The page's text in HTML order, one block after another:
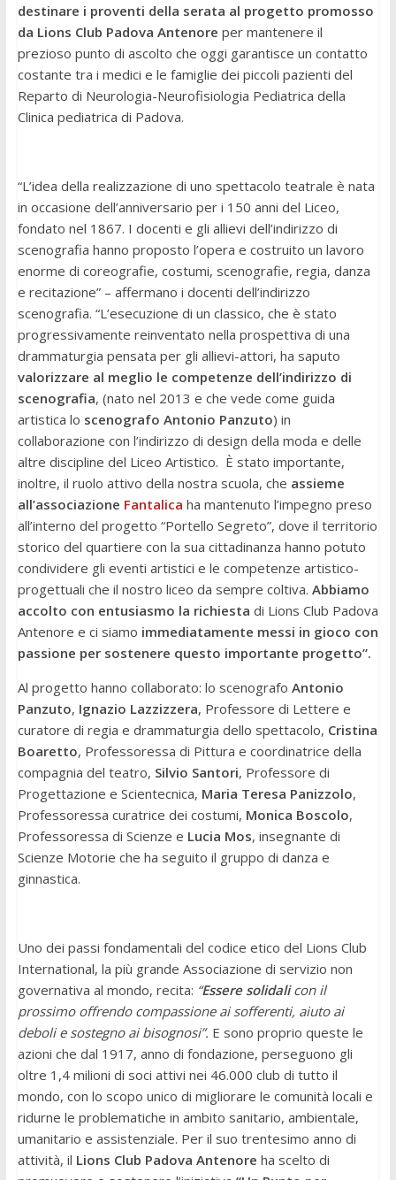
destinare i proventi della serata al progetto promosso
da Lions Club Padova Antenore per mantenere il
prezioso punto di ascolto che oggi garantisce un contatto
costante tra i medici e le famiglie dei piccoli pazienti del
Reparto di Neurologia-Neurofisiologia Pediatrica della
Clinica pediatrica di Padova.
“L’idea della realizzazione di uno spettacolo teatrale è nata
in occasione dell’anniversario per i 150 anni del Liceo,
fondato nel 1867. I docenti e gli allievi dell’indirizzo di
scenografia hanno proposto l’opera e costruito un lavoro
enorme di coreografie, costumi, scenografie, regia, danza
e recitazione” – affermano i docenti dell’indirizzo
scenografia. “L’esecuzione di un classico, che è stato
progressivamente reinventato nella prospettiva di una
drammaturgia pensata per gli allievi-attori, ha saputo
valorizzare al meglio le competenze dell’indirizzo di
scenografia, (nato nel 2013 e che vede come guida
artistica lo scenografo Antonio Panzuto) in
collaborazione con l’indirizzo di design della moda e delle
altre discipline del Liceo Artistico. È stato importante,
inoltre, il ruolo attivo della nostra scuola, che assieme
all’associazione Fantalica ha mantenuto l’impegno preso
all’interno del progetto “Portello Segreto”, dove il territorio
storico del quartiere con la sua cittadinanza hanno potuto
condividere gli eventi artistici e le competenze artistico-
progettuali che il nostro liceo da sempre coltiva. Abbiamo
accolto con entusiasmo la richiesta di Lions Club Padova
Antenore e ci siamo immediatamente messi in gioco con
passione per sostenere questo importante progetto”.
Al progetto hanno collaborato: lo scenografo Antonio
Panzuto, Ignazio Lazzizzera, Professore di Lettere e
curatore di regia e drammaturgia dello spettacolo, Cristina
Boaretto, Professoressa di Pittura e coordinatrice della
compagnia del teatro, Silvio Santori, Professore di
Progettazione e Scientecnica, Maria Teresa Panizzolo,
Professoressa curatrice dei costumi, Monica Boscolo,
Professoressa di Scienze e Lucia Mos, insegnante di
Scienze Motorie che ha seguito il gruppo di danza e
ginnastica.
Uno dei passi fondamentali del codice etico del Lions Club
International, la più grande Associazione di servizio non
governativa al mondo, recita: “Essere solidalicon il
prossimo offrendo compassione ai sofferenti, aiuto ai
deboli e sostegno ai bisognosi”. E sono proprio queste le
azioni che dal 1917, anno di fondazione, perseguono gli
oltre 1,4 milioni di soci attivi nei 46.000 club di tutto il
mondo, con lo scopo unico di migliorare le comunità locali e
ridurne le problematiche in ambito sanitario, ambientale,
umanitario e assistenziale. Per il suo trentesimo anno di
attività, il Lions Club Padova Antenore ha scelto di